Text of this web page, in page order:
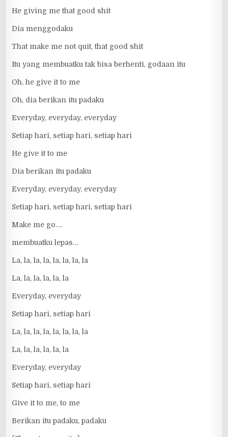
He giving me that good shit
Dia menggodaku
That make me not quit, that good shit
Itu yang membuatku tak bisa berhenti, godaan itu
Oh, he give it to me
Oh, dia berikan itu padaku
Everyday, everyday, everyday
Setiap hari, setiap hari, setiap hari
He give it to me
Dia berikan itu padaku
Everyday, everyday, everyday
Setiap hari, setiap hari, setiap hari
Make me go….
membuatku lepas…
La, la, la, la, la, la, la, la
La, la, la, la, la, la
Everyday, everyday
Setiap hari, setiap hari
La, la, la, la, la, la, la, la
La, la, la, la, la, la
Everyday, everyday
Setiap hari, setiap hari
Give it to me, to me
Berikan itu padaku, padaku